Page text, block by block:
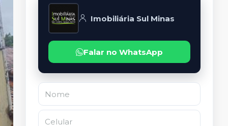
Imobiliária Sul Minas
Falar no WhatsApp